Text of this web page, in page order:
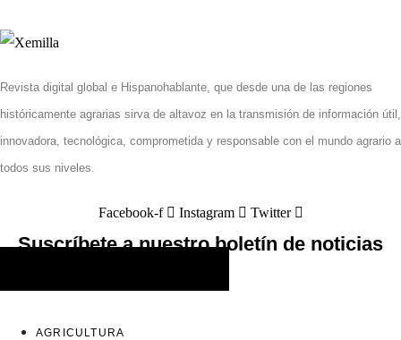
Revista digital global e Hispanohablante, que desde una de las regiones
históricamente agrarias sirva de altavoz en la transmisión de información útil,
innovadora, tecnológica, comprometida y responsable con el mundo agrario a
todos sus niveles.
Facebook-f Instagram Twitter
Suscríbete a nuestro boletín de noticias
AGRICULTURA